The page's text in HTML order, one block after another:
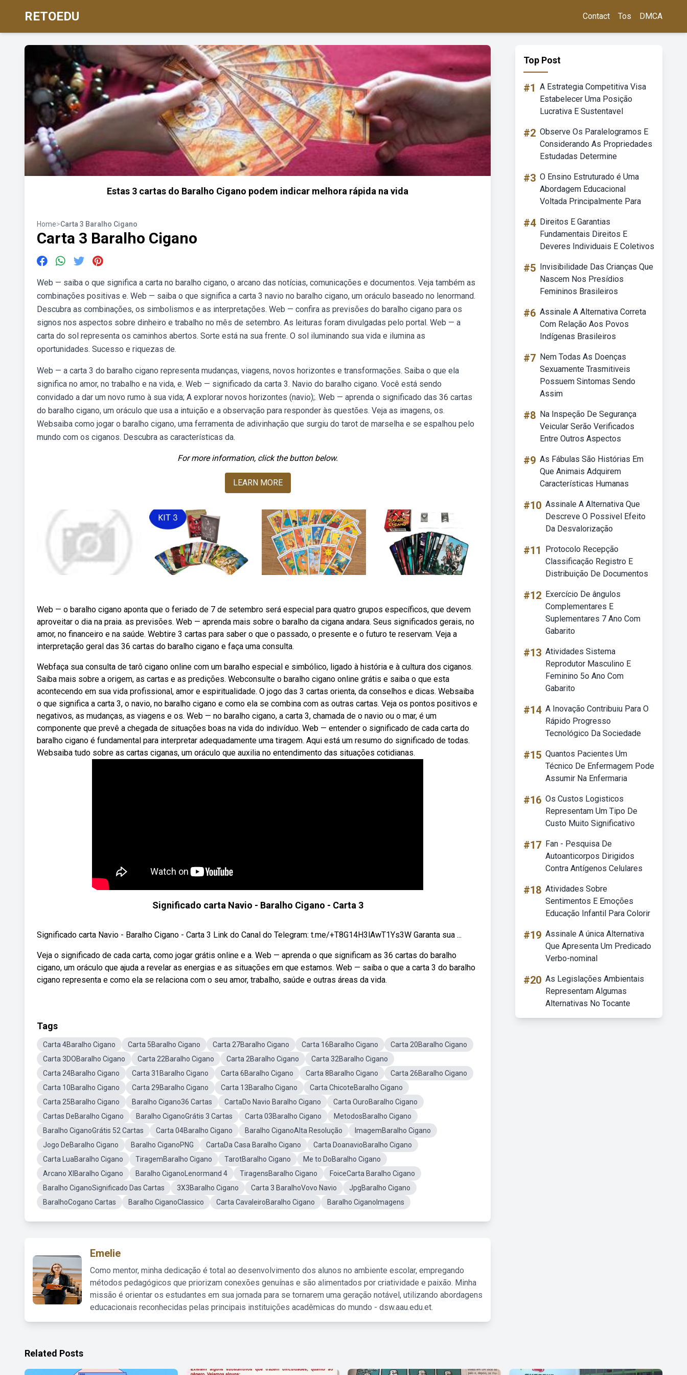
RETOEDU Contact Tos DMCA
Estas 3 cartas do Baralho Cigano podem indicar melhora rápida na vida
Home>Carta 3 Baralho Cigano
Carta 3 Baralho Cigano
Web — saiba o que significa a carta no baralho cigano, o arcano das notícias, comunicações e documentos. Veja também as
combinações positivas e. Web — saiba o que significa a carta 3 navio no baralho cigano, um oráculo baseado no lenormand.
Descubra as combinações, os simbolismos e as interpretações. Web — confira as previsões do baralho cigano para os
signos nos aspectos sobre dinheiro e trabalho no mês de setembro. As leituras foram divulgadas pelo portal. Web — a
carta do sol representa os caminhos abertos. Sorte está na sua frente. O sol iluminando sua vida e ilumina as
oportunidades. Sucesso e riquezas de.
Web — a carta 3 do baralho cigano representa mudanças, viagens, novos horizontes e transformações. Saiba o que ela
significa no amor, no trabalho e na vida, e. Web — significado da carta 3. Navio do baralho cigano. Você está sendo
convidado a dar um novo rumo à sua vida; A explorar novos horizontes (navio);. Web — aprenda o significado das 36 cartas
do baralho cigano, um oráculo que usa a intuição e a observação para responder às questões. Veja as imagens, os.
Websaiba como jogar o baralho cigano, uma ferramenta de adivinhação que surgiu do tarot de marselha e se espalhou pelo
mundo com os ciganos. Descubra as características da.
For more information, click the button below.
LEARN MORE
Web — o baralho cigano aponta que o feriado de 7 de setembro será especial para quatro grupos específicos, que devem
aproveitar o dia na praia. as previsões. Web — aprenda mais sobre o baralho da cigana andara. Seus significados gerais, no
amor, no financeiro e na saúde. Webtire 3 cartas para saber o que o passado, o presente e o futuro te reservam. Veja a
interpretação geral das 36 cartas do baralho cigano e faça uma consulta.
Webfaça sua consulta de tarô cigano online com um baralho especial e simbólico, ligado à história e à cultura dos ciganos.
Saiba mais sobre a origem, as cartas e as predições. Webconsulte o baralho cigano online grátis e saiba o que esta
acontecendo em sua vida profissional, amor e espiritualidade. O jogo das 3 cartas orienta, da conselhos e dicas. Websaiba
o que significa a carta 3, o navio, no baralho cigano e como ela se combina com as outras cartas. Veja os pontos positivos e
negativos, as mudanças, as viagens e os. Web — no baralho cigano, a carta 3, chamada de o navio ou o mar, é um
componente que prevê a chegada de situações boas na vida do indivíduo. Web — entender o significado de cada carta do
baralho cigano é fundamental para interpretar adequadamente uma tiragem. Aqui está um resumo do significado de todas.
Websaiba tudo sobre as cartas ciganas, um oráculo que auxilia no entendimento das situações cotidianas.
Significado carta Navio - Baralho Cigano - Carta 3
Significado carta Navio - Baralho Cigano - Carta 3 Link do Canal do Telegram: t.me/+T8G14H3lAwT1Ys3W Garanta sua ...
Veja o significado de cada carta, como jogar grátis online e a. Web — aprenda o que significam as 36 cartas do baralho
cigano, um oráculo que ajuda a revelar as energias e as situações em que estamos. Web — saiba o que a carta 3 do baralho
cigano representa e como ela se relaciona com o seu amor, trabalho, saúde e outras áreas da vida.
Tags
Carta 4Baralho Cigano Carta 5Baralho Cigano Carta 27Baralho Cigano Carta 16Baralho Cigano
Carta 20Baralho Cigano
Carta 3DOBaralho Cigano
Carta 22Baralho Cigano Carta 2Baralho Cigano
Carta 32Baralho Cigano
Carta 24Baralho Cigano
Carta 31Baralho Cigano Carta 6Baralho Cigano Carta 8Baralho Cigano
Carta 26Baralho Cigano
Carta 10Baralho Cigano
Carta 29Baralho Cigano Carta 13Baralho Cigano
Carta ChicoteBaralho Cigano
Carta 25Baralho Cigano
Baralho Cigano36 Cartas CartaDo Navio Baralho Cigano
Carta OuroBaralho Cigano
Cartas DeBaralho Cigano
Baralho CiganoGrátis 3 Cartas Carta 03Baralho Cigano
MetodosBaralho Cigano
Baralho CiganoGrátis 52 Cartas
Carta 04Baralho Cigano Baralho CiganoAlta Resolução
ImagemBaralho Cigano
Jogo DeBaralho Cigano
Baralho CiganoPNG CartaDa Casa Baralho Cigano
Carta DoanavioBaralho Cigano
Carta LuaBaralho Cigano
TiragemBaralho Cigano TarotBaralho Cigano
Me to DoBaralho Cigano
Arcano XIBaralho Cigano
Baralho CiganoLenormand 4 TiragensBaralho Cigano
FoiceCarta Baralho Cigano
Baralho CiganoSignificado Das Cartas
3X3Baralho Cigano Carta 3 BaralhoVovo Navio
JpgBaralho Cigano
BaralhoCogano Cartas
Baralho CiganoClassico Carta CavaleiroBaralho Cigano Baralho CiganoImagens
Emelie
Como mentor, minha dedicação é total ao desenvolvimento dos alunos no ambiente escolar, empregando
métodos pedagógicos que priorizam conexões genuínas e são alimentados por criatividade e paixão. Minha
missão é orientar os estudantes em sua jornada para se tornarem uma geração notável, utilizando abordagens
educacionais reconhecidas pelas principais instituições acadêmicas do mundo - dsw.aau.edu.et.
Top Post
#1 A Estrategia Competitiva Visa
Estabelecer Uma Posição
Lucrativa E Sustentavel
#2 Observe Os Paralelogramos E
Considerando As Propriedades
Estudadas Determine
#3 O Ensino Estruturado é Uma
Abordagem Educacional
Voltada Principalmente Para
#4 Direitos E Garantias
Fundamentais Direitos E
Deveres Individuais E Coletivos
#5 Invisibilidade Das Crianças Que
Nascem Nos Presídios
Femininos Brasileiros
#6 Assinale A Alternativa Correta
Com Relação Aos Povos
Indígenas Brasileiros
#7 Nem Todas As Doenças
Sexuamente Trasmitiveis
Possuem Sintomas Sendo
Assim
#8 Na Inspeção De Segurança
Veicular Serão Verificados
Entre Outros Aspectos
#9 As Fábulas São Histórias Em
Que Animais Adquirem
Características Humanas
#10 Assinale A Alternativa Que
Descreve O Possivel Efeito
Da Desvalorização
#11
Protocolo Recepção
Classificação Registro E
Distribuição De Documentos
#12 Exercício De ângulos
Complementares E
Suplementares 7 Ano Com
Gabarito
#13 Atividades Sistema
Reprodutor Masculino E
Feminino 5o Ano Com
Gabarito
#14 A Inovação Contribuiu Para O
Rápido Progresso
Tecnológico Da Sociedade
#15 Quantos Pacientes Um
Técnico De Enfermagem Pode
Assumir Na Enfermaria
#16 Os Custos Logisticos
Representam Um Tipo De
Custo Muito Significativo
#17 Fan - Pesquisa De
Autoanticorpos Dirigidos
Contra Antígenos Celulares
#18 Atividades Sobre
Sentimentos E Emoções
Educação Infantil Para Colorir
#19 Assinale A única Alternativa
Que Apresenta Um Predicado
Verbo-nominal
#20 As Legislações Ambientais
Representam Algumas
Alternativas No Tocante
Related Posts